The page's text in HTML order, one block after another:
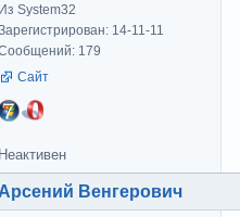
Из System32
14-11-11
179
Сайт
Неактивен
Арсений Венгерович